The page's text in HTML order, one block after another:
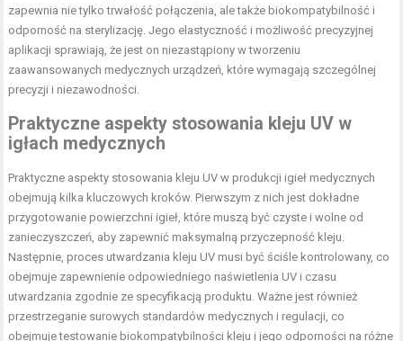
zapewnia nie tylko trwałość połączenia, ale także biokompatybilność i
odporność na sterylizację. Jego elastyczność i możliwość precyzyjnej
aplikacji sprawiają, że jest on niezastąpiony w tworzeniu
zaawansowanych medycznych urządzeń, które wymagają szczególnej
precyzji i niezawodności.
Praktyczne aspekty stosowania kleju UV w
igłach medycznych
Praktyczne aspekty stosowania kleju UV w produkcji igieł medycznych
obejmują kilka kluczowych kroków. Pierwszym z nich jest dokładne
przygotowanie powierzchni igieł, które muszą być czyste i wolne od
zanieczyszczeń, aby zapewnić maksymalną przyczepność kleju.
Następnie, proces utwardzania kleju UV musi być ściśle kontrolowany, co
obejmuje zapewnienie odpowiedniego naświetlenia UV i czasu
utwardzania zgodnie ze specyfikacją produktu. Ważne jest również
przestrzeganie surowych standardów medycznych i regulacji, co
obejmuje testowanie biokompatybilności kleju i jego odporności na różne